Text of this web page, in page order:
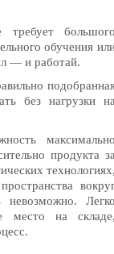
обучения
— и работай.
без нагрузки
продукта
невозможно.
место на